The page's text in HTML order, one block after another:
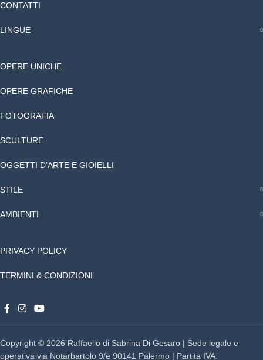
CONTATTI
LINGUE
OPERE UNICHE
OPERE GRAFICHE
FOTOGRAFIA
SCULTURE
OGGETTI D’ARTE E GIOIELLI
STILE
AMBIENTI
PRIVACY POLICY
TERMINI & CONDIZIONI
Copyright © 2026 Raffaello di Sabrina Di Gesaro | Sede legale e
operativa via Notarbartolo 9/e 90141 Palermo | Partita IVA: